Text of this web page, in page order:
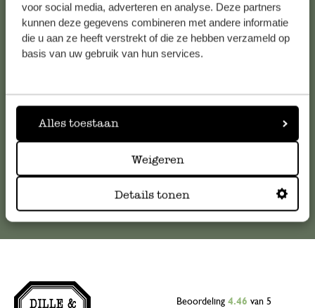
voor social media, adverteren en analyse. Deze partners
kunnen deze gegevens combineren met andere informatie
die u aan ze heeft verstrekt of die ze hebben verzameld op
basis van uw gebruik van hun services.
Alles toestaan
Weigeren
Details tonen
Klantenservice
Voor vragen, tips of hulp kun je contact opnemen met onze
klantenservice@dille-kamille.com
Beoordeling 4.46 van 5